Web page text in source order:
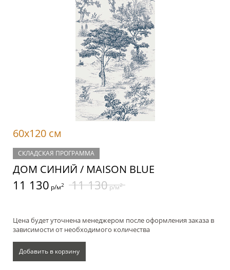
60x120 см
СКЛАДСКАЯ ПРОГРАММА
ДОМ СИНИЙ / MAISON BLUE
11 130 р/м2 11 130р/м2
Цена будет уточнена менеджером после оформления заказа в
зависимости от необходимого количества
Добавить в корзину